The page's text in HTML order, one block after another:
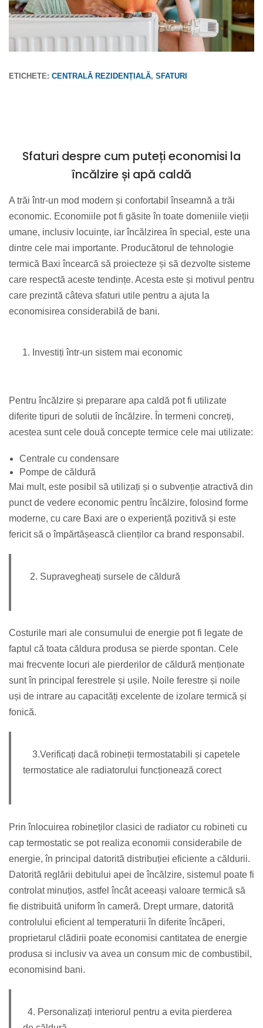
ETICHETE: CENTRALĂ REZIDENȚIALĂ, SFATURI
Sfaturi despre cum puteți economisi la
încălzire și apă caldă
A trăi într-un mod modern și confortabil înseamnă a trăi
economic. Economiile pot fi găsite în toate domeniile vieții
umane, inclusiv locuințe, iar încălzirea în special, este una
dintre cele mai importante. Producătorul de tehnologie
termică Baxi încearcă să proiecteze și să dezvolte sisteme
care respectă aceste tendințe. Acesta este și motivul pentru
care prezintă câteva sfaturi utile pentru a ajuta la
economisirea considerabilă de bani.
Investiți într-un sistem mai economic
Pentru încălzire și preparare apa caldă pot fi utilizate
diferite tipuri de solutii de încălzire. În termeni concreți,
acestea sunt cele două concepte termice cele mai utilizate:
Centrale cu condensare
Pompe de căldură
Mai mult, este posibil să utilizați și o subvenție atractivă din
punct de vedere economic pentru încălzire, folosind forme
moderne, cu care Baxi are o experiență pozitivă și este
fericit să o împărtășească clienților ca brand responsabil.
2. Supravegheați sursele de căldură
Costurile mari ale consumului de energie pot fi legate de
faptul că toata căldura produsa se pierde spontan. Cele
mai frecvente locuri ale pierderilor de căldură menționate
sunt în principal ferestrele și ușile. Noile ferestre și noile
uși de intrare au capacități excelente de izolare termică și
fonică.
3.Verificați dacă robineții termostatabili și capetele
termostatice ale radiatorului funcționează corect
Prin înlocuirea robineților clasici de radiator cu robineti cu
cap termostatic se pot realiza economii considerabile de
energie, în principal datorită distribuției eficiente a căldurii.
Datorită reglării debitului apei de încălzire, sistemul poate fi
controlat minuțios, astfel încât aceeași valoare termică să
fie distribuită uniform în cameră. Drept urmare, datorită
controlului eficient al temperaturii în diferite încăperi,
proprietarul clădirii poate economisi cantitatea de energie
produsa si inclusiv va avea un consum mic de combustibil,
economisind bani.
4. Personalizați interiorul pentru a evita pierderea